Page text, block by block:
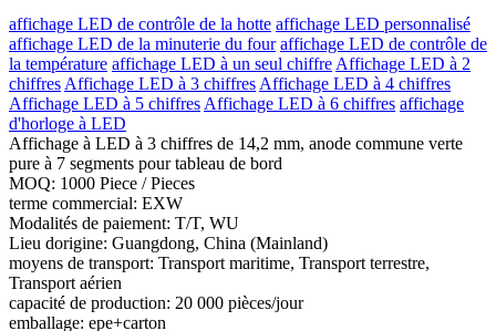
affichage LED de contrôle de la hotte affichage LED personnalisé
affichage LED de la minuterie du four affichage LED de contrôle de
la température affichage LED à un seul chiffre Affichage LED à 2
chiffres Affichage LED à 3 chiffres Affichage LED à 4 chiffres
Affichage LED à 5 chiffres Affichage LED à 6 chiffres affichage
d'horloge à LED
Affichage à LED à 3 chiffres de 14,2 mm, anode commune verte
pure à 7 segments pour tableau de bord
MOQ: 1000 Piece / Pieces
terme commercial: EXW
Modalités de paiement: T/T, WU
Lieu dorigine: Guangdong, China (Mainland)
moyens de transport: Transport maritime, Transport terrestre,
Transport aérien
capacité de production: 20 000 pièces/jour
emballage: epe+carton